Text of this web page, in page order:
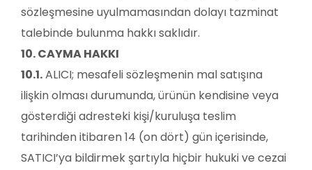
sözleşmesine uyulmamasından dolayı tazminat
talebinde bulunma hakkı saklıdır.
10. CAYMA HAKKI
10.1.ALICI; mesafeli sözleşmenin mal satışına
ilişkin olması durumunda, ürünün kendisine veya
gösterdiği adresteki kişi/kuruluşa teslim
tarihinden itibaren 14 (on dört) gün içerisinde,
SATICI’ya bildirmek şartıyla hiçbir hukuki ve cezai